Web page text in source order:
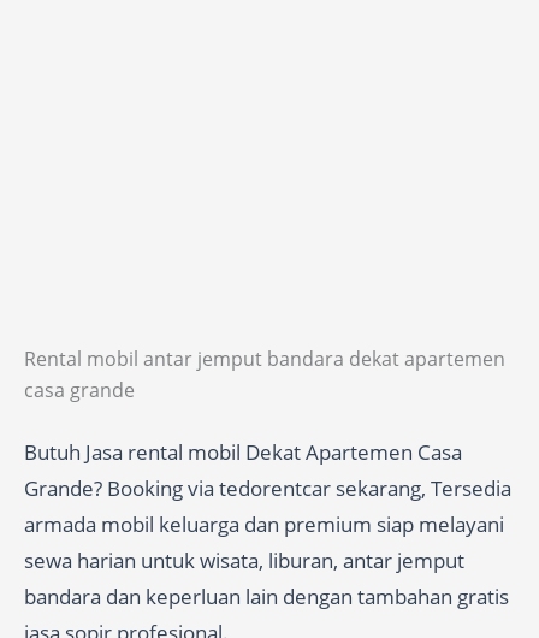
Rental mobil antar jemput bandara dekat apartemen
casa grande
Butuh Jasa rental mobil Dekat Apartemen Casa
Grande? Booking via tedorentcar sekarang, Tersedia
armada mobil keluarga dan premium siap melayani
sewa harian untuk wisata, liburan, antar jemput
bandara dan keperluan lain dengan tambahan gratis